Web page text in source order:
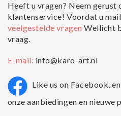
Heeft u vragen? Neem gerust
klantenservice! Voordat u
veelgestelde vragenWellicht
vraag.
E-mail: info@karo-art.nl
Like us on Facebook,
onze aanbiedingen en nieuwe